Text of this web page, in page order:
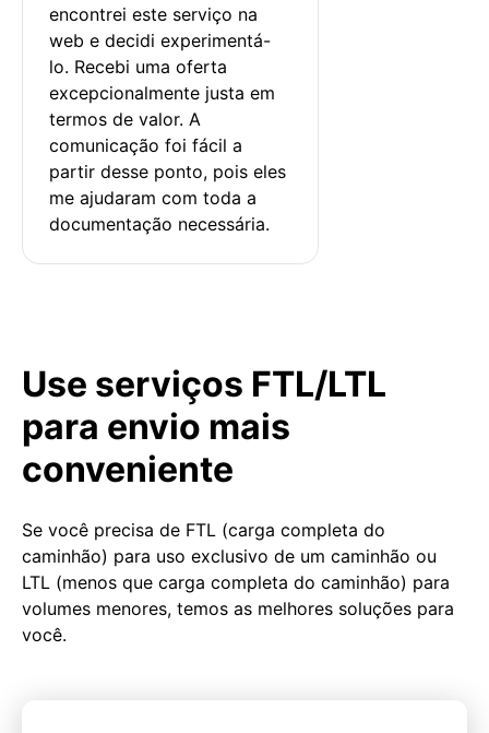
encontrei este serviço na
web e decidi experimentá-
lo. Recebi uma oferta
excepcionalmente justa em
termos de valor. A
comunicação foi fácil a
partir desse ponto, pois eles
me ajudaram com toda a
documentação necessária.
Use serviços FTL/LTL
para envio mais
conveniente
Se você precisa de FTL (carga completa do
caminhão) para uso exclusivo de um caminhão ou
LTL (menos que carga completa do caminhão) para
volumes menores, temos as melhores soluções para
você.